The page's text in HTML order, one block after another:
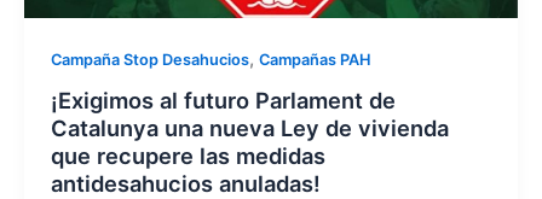
Campaña Stop Desahucios, Campañas PAH
¡Exigimos al futuro Parlament de
Catalunya una nueva Ley de vivienda
que recupere las medidas
antidesahucios anuladas!